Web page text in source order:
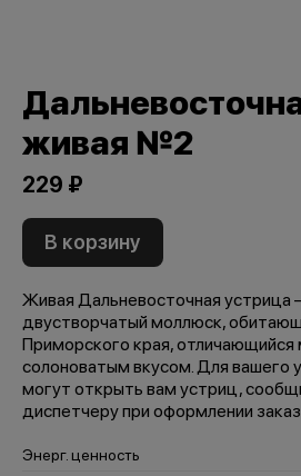
живая №2
229 ₽
В корзину
Живая Дальневосточная устрица
двустворчатый моллюск,
Приморского края, отличающийся
солоноватым вкусом. Для вашего
могут открыть вам устриц,
диспетчеру при оформлении
Энерг. ценность